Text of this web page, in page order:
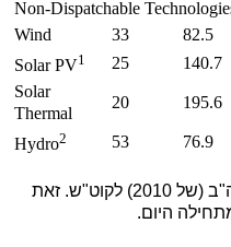
Non-Dispatchable
Wind
33 82.5
Solar PV1 25 140.7
Solar
Thermal
20 195.6
Hydro2 53 76.9
המחירים הם בעשרות סנט של ארה"ב (של 2010) לקוט"ש. זאת
היום.